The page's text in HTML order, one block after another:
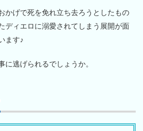
かげで死を免れ立ち去ろうとしたもの
ディエロに溺愛されてしまう展開が面
ます♪
に逃げられるでしょうか。